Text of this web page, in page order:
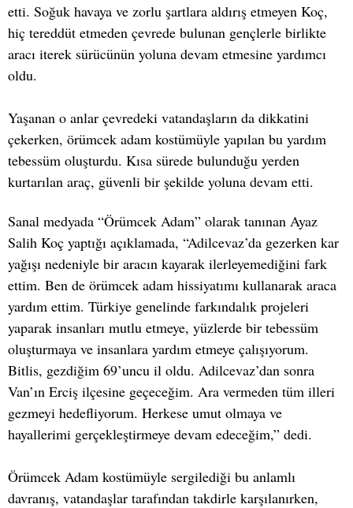
etti. Soğuk havaya ve zorlu şartlara aldırış etmeyen Koç,
hiç tereddüt etmeden çevrede bulunan gençlerle birlikte
aracı iterek sürücünün yoluna devam etmesine yardımcı
oldu.
Yaşanan o anlar çevredeki vatandaşların da dikkatini
çekerken, örümcek adam kostümüyle yapılan bu yardım
tebessüm oluşturdu. Kısa sürede bulunduğu yerden
kurtarılan araç, güvenli bir şekilde yoluna devam etti.
Sanal medyada “Örümcek Adam” olarak tanınan Ayaz
Salih Koç yaptığı açıklamada, “Adilcevaz’da gezerken kar
yağışı nedeniyle bir aracın kayarak ilerleyemediğini fark
ettim. Ben de örümcek adam hissiyatımı kullanarak araca
yardım ettim. Türkiye genelinde farkındalık projeleri
yaparak insanları mutlu etmeye, yüzlerde bir tebessüm
oluşturmaya ve insanlara yardım etmeye çalışıyorum.
Bitlis, gezdiğim 69’uncu il oldu. Adilcevaz’dan sonra
Van’ın Erciş ilçesine geçeceğim. Ara vermeden tüm illeri
gezmeyi hedefliyorum. Herkese umut olmaya ve
hayallerimi gerçekleştirmeye devam edeceğim,” dedi.
Örümcek Adam kostümüyle sergilediği bu anlamlı
davranış, vatandaşlar tarafından takdirle karşılanırken,